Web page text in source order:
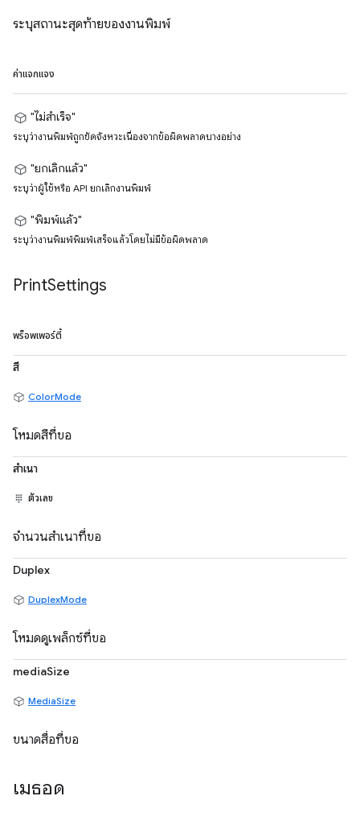
ระบุสถานะสุดท้ายของงานพิมพ์
ค่าแจกแจง
"ไม่สำเร็จ"
ระบุว่างานพิมพ์ถูกขัดจังหวะเนื่องจากข้อผิดพลาดบางอย่าง
"ยกเลิกแล้ว"
ระบุว่าผู้ใช้หรือ API ยกเลิกงานพิมพ์
"พิมพ์แล้ว"
ระบุว่างานพิมพ์พิมพ์เสร็จแล้วโดยไม่มีข้อผิดพลาด
PrintSettings
พร็อพเพอร์ตี้
สี
ColorMode
โหมดสีที่ขอ
สำเนา
ตัวเลข
จำนวนสำเนาที่ขอ
Duplex
DuplexMode
โหมดดูเพล็กซ์ที่ขอ
mediaSize
MediaSize
ขนาดสื่อที่ขอ
เมธอด